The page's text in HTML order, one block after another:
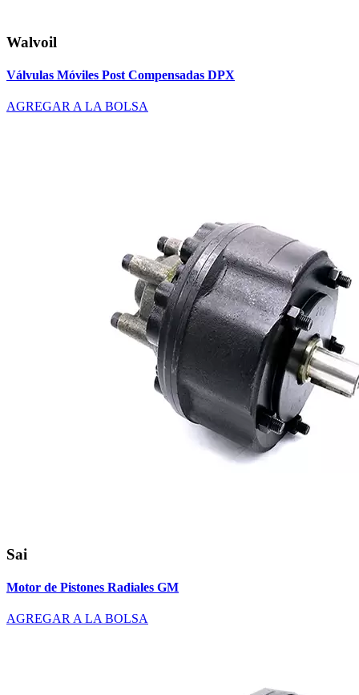
Walvoil
Válvulas Móviles Post Compensadas DPX
AGREGAR A LA BOLSA
Sai
Motor de Pistones Radiales GM
AGREGAR A LA BOLSA